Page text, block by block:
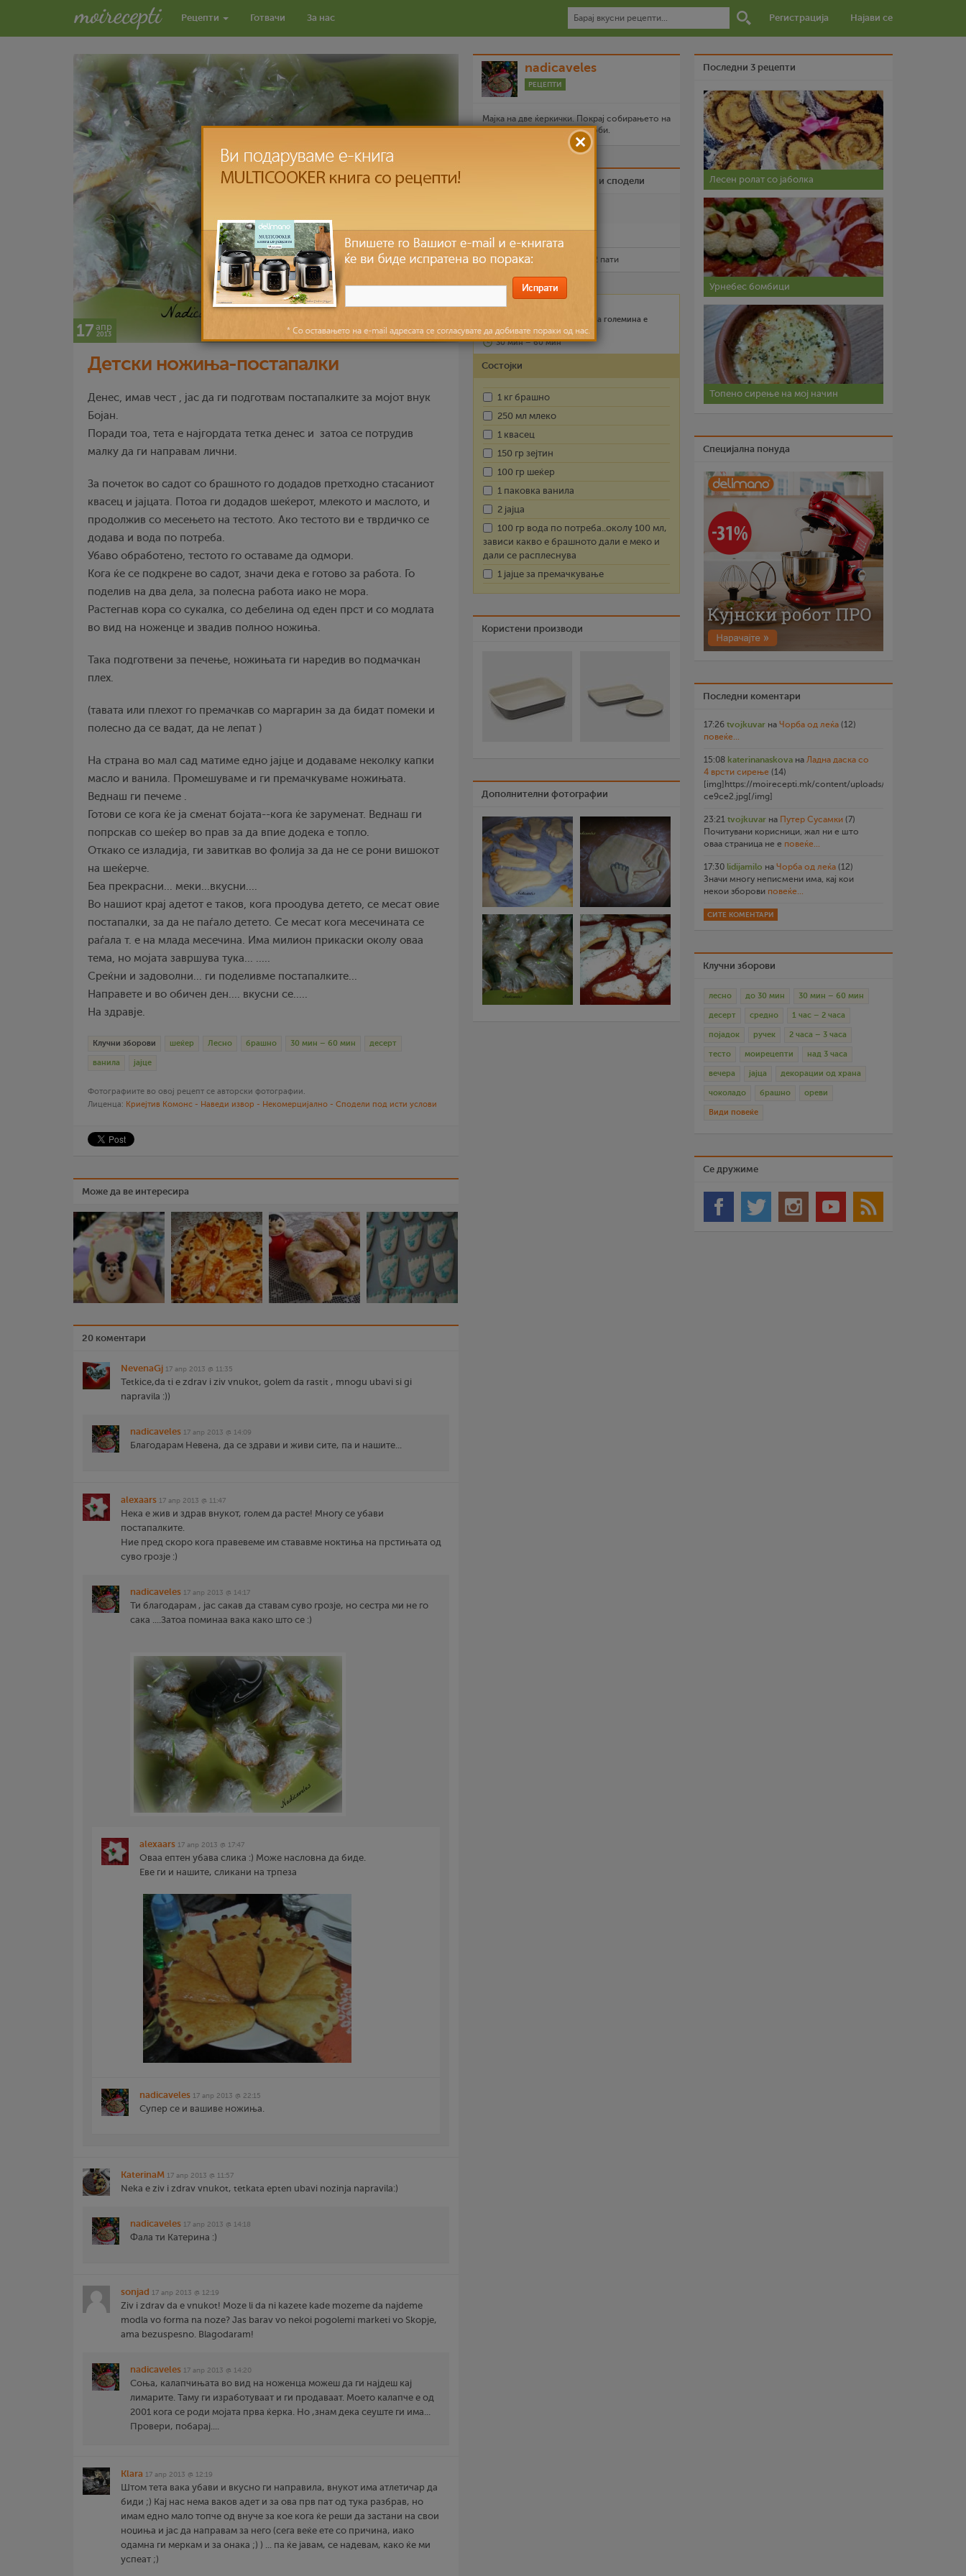
Рецепти Готвачи За нас Регистрација Најави се
17 апр
2013
Детски ножиња-постапалки
Денес, имав чест , јас да ги подготвам постапалките за мојот внук
Бојан.
Поради тоа, тета е најгордата тетка денес и затоа се потрудив
малку да ги направам лични.
За почеток во садот со брашното го додадов претходно стасаниот
квасец и јајцата. Потоа ги додадов шеќерот, млекото и маслото, и
продолжив со месењето на тестото. Ако тестото ви е тврдичко се
додава и вода по потреба.
Убаво обработено, тестото го оставаме да одмори.
Кога ќе се подкрене во садот, значи дека е готово за работа. Го
поделив на два дела, за полесна работа иако не мора.
Растегнав кора со сукалка, со дебелина од еден прст и со модлата
во вид на ноженце и звадив полноо ножиња.
Така подготвени за печење, ножињата ги наредив во подмачкан
плех.
(тавата или плехот го премачкав со маргарин за да бидат помеки и
полесно да се вадат, да не лепат )
На страна во мал сад матиме едно јајце и додаваме неколку капки
масло и ванила. Промешуваме и ги премачкуваме ножињата.
Веднаш ги печеме .
Готови се кога ќе ја сменат бојата--кога ќе заруменат. Веднаш ги
попрскав со шеќер во прав за да впие додека е топло.
Откако се изладија, ги завиткав во фолија за да не се рони вишокот
на шеќерче.
Беа прекрасни... меки...вкусни....
Во нашиот крај адетот е таков, кога проодува детето, се месат овие
постапалки, за да не паѓало детето. Се месат кога месечината се
раѓала т. е на млада месечина. Има милион прикаски околу оваа
тема, но мојата завршува тука... .....
Среќни и задоволни... ги поделивме постапалките...
Направете и во обичен ден.... вкусни се.....
На здравје.
Клучни зборови шеќер Лесно брашно 30 мин – 60 мин десерт
ванила јајце
Фотографиите во овој рецепт се авторски фотографии.
Лиценца: Криејтив Комонс - Наведи извор - Некомерцијално - Сподели под исти услови
Може да ве интересира
20 коментари
NevenaGj 17 апр 2013 @ 11:35
Tetkice,da ti e zdrav i ziv vnukot, golem da rastit , mnogu ubavi si gi
napravila :))
nadicaveles 17 апр 2013 @ 14:09
Благодарам Невена, да се здрави и живи сите, па и нашите...
alexaars 17 апр 2013 @ 11:47
Нека е жив и здрав внукот, голем да расте! Многу се убави
постапалките.
Ние пред скоро кога правевеме им стававме ноктиња на прстињата од
суво грозје :)
nadicaveles 17 апр 2013 @ 14:17
Ти благодарам , јас сакав да ставам суво грозје, но сестра ми не го
сака ....Затоа поминаа вака како што се :)
alexaars 17 апр 2013 @ 17:47
Оваа ептен убава слика :) Може насловна да биде.
Еве ги и нашите, сликани на трпеза
nadicaveles 17 апр 2013 @ 22:15
Супер се и вашиве ножиња.
KaterinaM 17 апр 2013 @ 11:57
Neka e ziv i zdrav vnukot, tetkata epten ubavi nozinja napravila:)
nadicaveles 17 апр 2013 @ 14:18
Фала ти Катерина :)
sonjad 17 апр 2013 @ 12:19
Ziv i zdrav da e vnukot! Moze li da ni kazete kade mozeme da najdeme
modla vo forma na noze? Jas barav vo nekoi pogolemi marketi vo Skopje,
ama bezuspesno. Blagodaram!
nadicaveles 17 апр 2013 @ 14:20
Соња, калапчињата во вид на ноженца можеш да ги најдеш кај
лимарите. Таму ги изработуваат и ги продаваат. Моето калапче е од
2001 кога се роди мојата прва ќерка. Но ,знам дека сеуште ги има...
Провери, побарај....
Klara 17 апр 2013 @ 12:19
Штом тета вака убави и вкусно ги направила, внукот има атлетичар да
биди ;) Кај нас нема ваков адет и за ова прв пат од тука разбрав, но
имам едно мало топче од внуче за кое кога ќе реши да застани на свои
ноџиња и јас да направам за него (сега веќе ете со причина, иако
одамна ги меркам и за онака ;) ) ... па ќе јавам, се надевам, како ќе ми
успеат ;)
nadicaveles
РЕЦЕПТИ
Мајка на две ќеркички. Покрај собирањето на
салфети,готвењето ми е хоби.
Биди вистински пријател и сподели
Испечати го рецептот
Рецептот е прочитан 67,932 пати
Лесно
40 може и повеќе, зависи која големина е
модлата лица
30 мин – 60 мин
Состојки
1 кг брашно
250 мл млеко
1 квасец
150 гр зејтин
100 гр шеќер
1 паковка ванила
2 јајца
100 гр вода по потреба..околу 100 мл,
зависи какво е брашното дали е меко и
дали се расплеснува
1 јајце за премачкување
Користени производи
Дополнителни фотографии
Последни 3 рецепти
Лесен ролат со јаболка
Урнебес бомбици
Топено сирење на мој начин
Специјална понуда
Последни коментари
17:26 tvojkuvar на Чорба од леќа (12)
повеќе...
15:08 katerinanaskova на Ладна даска со
4 врсти сирење (14)
[img]https://moirecepti.mk/content/uploads/2026/07/
ce9ce2.jpg[/img]
23:21 tvojkuvar на Путер Сусамки (7)
Почитувани корисници, жал ни е што
оваа страница не е повеќе...
17:30 lidijamilo на Чорба од леќа (12)
Значи многу неписмени има, кај кои
некои зборови повеќе...
СИТЕ КОМЕНТАРИ
Клучни зборови
лесно до 30 мин 30 мин – 60 мин
десерт средно 1 час – 2 часа
појадок ручек 2 часа – 3 часа
тесто моирецепти над 3 часа
вечера јајца декорации од храна
чоколадо брашно ореви
Види повеќе
Се дружиме